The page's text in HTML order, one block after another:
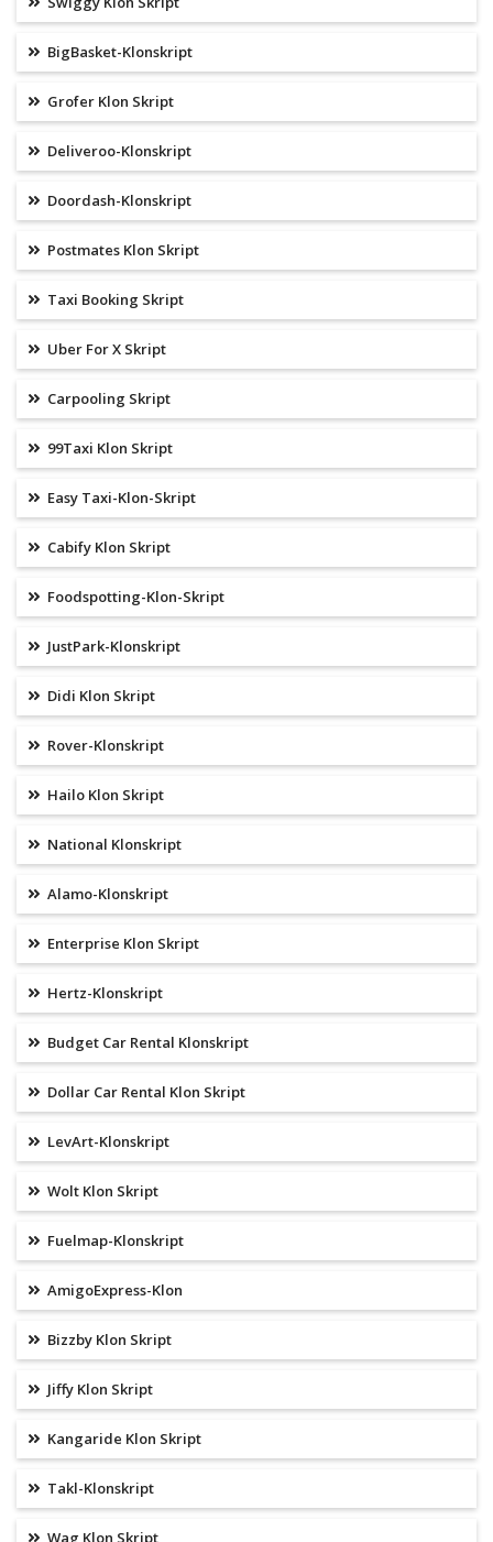
BigBasket-Klonskript
Grofer Klon Skript
Deliveroo-Klonskript
Doordash-Klonskript
Postmates Klon Skript
Taxi Booking Skript
Uber For X Skript
Carpooling Skript
99Taxi Klon Skript
Easy Taxi-Klon-Skript
Cabify Klon Skript
Foodspotting-Klon-Skript
JustPark-Klonskript
Didi Klon Skript
Rover-Klonskript
Hailo Klon Skript
National Klonskript
Alamo-Klonskript
Enterprise Klon Skript
Hertz-Klonskript
Budget Car Rental Klonskript
Dollar Car Rental Klon Skript
LevArt-Klonskript
Wolt Klon Skript
Fuelmap-Klonskript
AmigoExpress-Klon
Bizzby Klon Skript
Jiffy Klon Skript
Kangaride Klon Skript
Takl-Klonskript
Wag Klon Skript